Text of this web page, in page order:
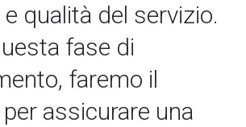
qualità del servizio.
fase di
faremo il
assicurare una